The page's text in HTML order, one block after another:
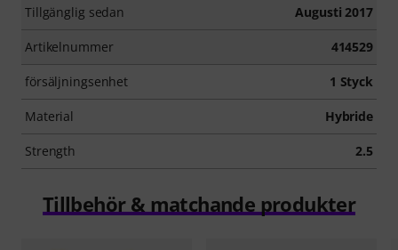
Tillgänglig sedan Augusti 2017
Artikelnummer 414529
försäljningsenhet 1 Styck
Material Hybride
Strength 2.5
Tillbehör & matchande produkter